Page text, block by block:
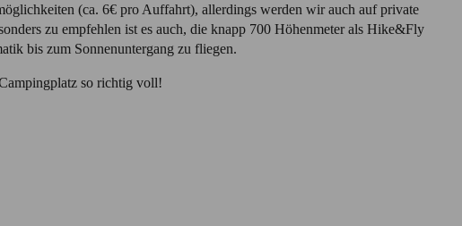
(ca. 6€ pro Auffahrt), allerdings werden wir auch auf private
zu empfehlen ist es auch, die knapp 700 Höhenmeter als Hike&Fly
bis zum Sonnenuntergang zu fliegen.
so richtig voll!